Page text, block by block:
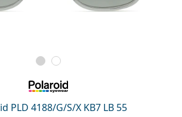
PLD 4188/G/S/X KB7 LB 55